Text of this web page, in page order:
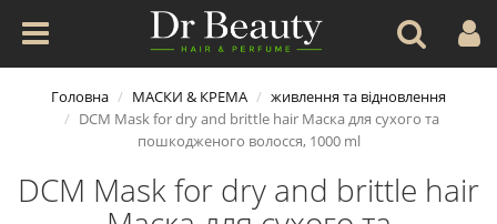
Головна МАСКИ & КРЕМА
живлення та вiдновлення
DCM Mask for dry and brittle hair Маска для сухого та
пошкодженого волосся, 1000 ml
DCM Mask for dry and brittle hair